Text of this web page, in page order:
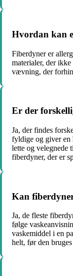
Hvordan kan
Fiberdyner er
materialer, der
vævning, der
Er der
Ja, der findes
fyldige og giver en
lette og velegnede
fiberdyner, der er
Kan
Ja, de fleste
følge
vaskemiddel i en
helt, før den